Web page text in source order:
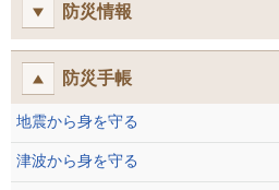
防災情報
防災手帳
地震から身を守る
津波から身を守る